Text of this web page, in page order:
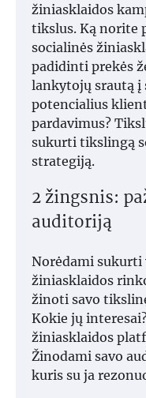
žiniasklaidos
tikslus. Ką norite
socialinės
padidinti prekės
lankytojų srautą į
potencialius
pardavimus?
sukurti tikslingą
strategiją.
2 žingsnis:
auditoriją
Norėdami sukurti
žiniasklaidos
žinoti savo
Kokie jų
žiniasklaidos
Žinodami savo
kuris su ja